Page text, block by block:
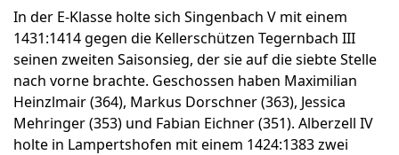
In der E-Klasse holte sich Singenbach V mit einem
1431:1414 gegen die Kellerschützen Tegernbach III
seinen zweiten Saisonsieg, der sie auf die siebte Stelle
nach vorne brachte. Geschossen haben Maximilian
Heinzlmair (364), Markus Dorschner (363), Jessica
Mehringer (353) und Fabian Eichner (351). Alberzell IV
holte in Lampertshofen mit einem 1424:1383 zwei